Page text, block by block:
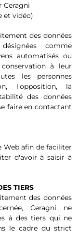
Ceragni
et vidéo)
des données
comme
automatisés ou
à leur
les personnes
l'opposition, la
des données
faire en contactant
Web afin de faciliter
d'avoir à saisir à
TIERS
des données
Ceragni ne
à des tiers qui ne
le cadre du strict